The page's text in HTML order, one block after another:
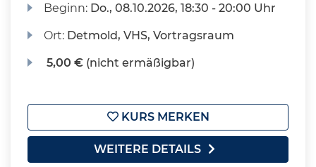
Beginn: Do., 08.10.2026, 18:30 - 20:00 Uhr
Ort: Detmold, VHS, Vortragsraum
5,00 € (nicht ermäßigbar)
KURS MERKEN
WEITERE DETAILS